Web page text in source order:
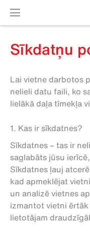
Sīkdatņu
Lai vietne darbotos
nelieli datu faili, ko
lielākā daļa tīmekļa
1. Kas ir sīkdatnes?
Sīkdatnes – tas ir
saglabāts jūsu
Sīkdatnes ļauj
kad apmeklējat
un analizē vietnes
izmantot vietni
lietotājam